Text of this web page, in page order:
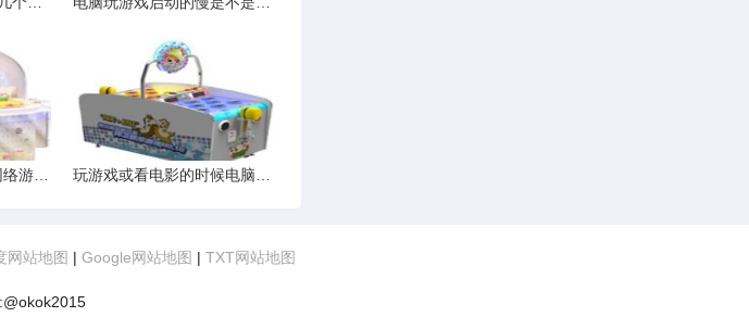
网站地图 | Google网站地图 | TXT网站地图